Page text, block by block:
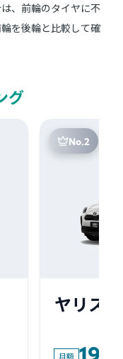
、前輪のタイヤに不
を後輪と比較して確